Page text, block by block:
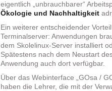
eigentlich „unbrauchbarer“
Ökologie und Nachhaltigkeit
Ein weiterer entscheidender
Terminalserver: Anwendungen
dem Skolelinux-Server installiert
Spätestens nach dem Neustart
Anwendung auch dort verfügbar.
Über das Webinterface „GOsa /
haben die Lehrer, die mit der